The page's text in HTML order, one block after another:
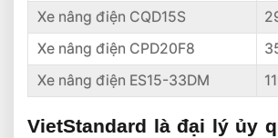
Xe nâng điện CQD15S
Xe nâng điện CPD20F8
Xe nâng điện ES15-33DM
VietStandard là đại lý ủy